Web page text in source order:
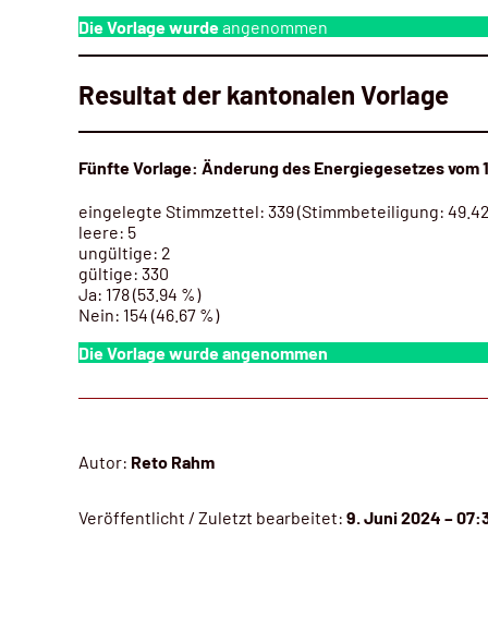
Die Vorlage wurdeangenommen
Resultat der kantonalen Vorlage
Fünfte Vorlage: Änderung des Energiegesetzes vom
eingelegte Stimmzettel: 339 (Stimmbeteiligung:
leere: 5
ungültige: 2
gültige: 330
Ja: 178 (53.94 %)
Nein: 154 (46.67 %)
Die Vorlage wurdeangenommen
Autor: Reto Rahm
Veröffentlicht / Zuletzt bearbeitet: 9. Juni 2024 –